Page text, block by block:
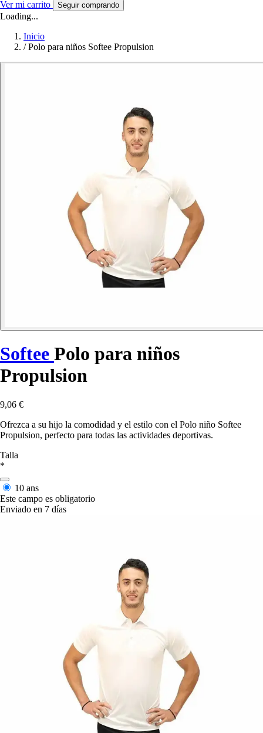
Ver mi carrito Seguir comprando
Loading...
Inicio
/ Polo para niños Softee Propulsion
Softee Polo para niños
Propulsion
9,06 €
Ofrezca a su hijo la comodidad y el estilo con el Polo niño Softee
Propulsion, perfecto para todas las actividades deportivas.
Talla
*
10 ans
Este campo es obligatorio
Enviado en 7 días